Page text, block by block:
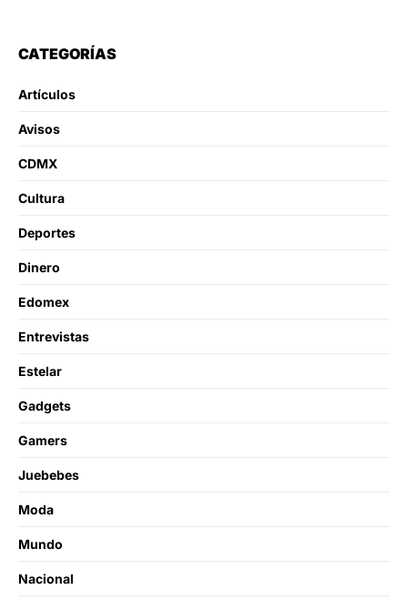
CATEGORÍAS
Artículos
Avisos
CDMX
Cultura
Deportes
Dinero
Edomex
Entrevistas
Estelar
Gadgets
Gamers
Juebebes
Moda
Mundo
Nacional